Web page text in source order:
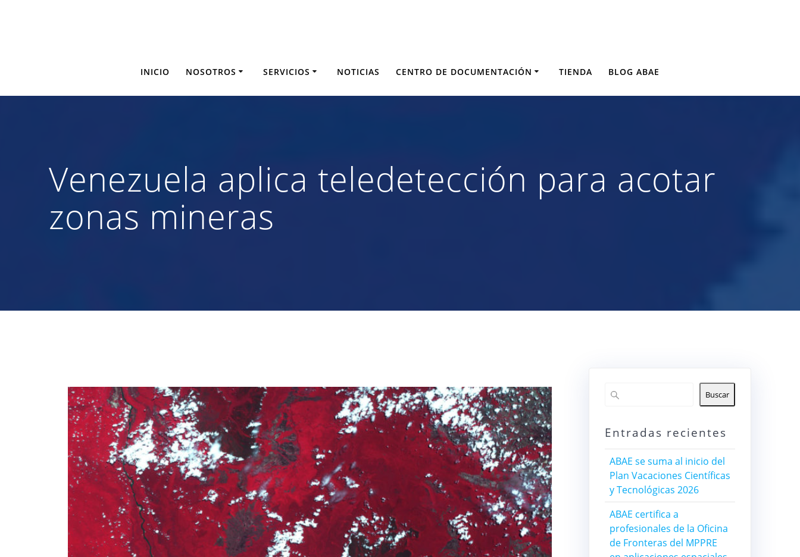
INICIO NOSOTROS SERVICIOS NOTICIAS CENTRO DE DOCUMENTACIÓN TIENDA BLOG ABAE
Venezuela aplica teledetección para acotar
zonas mineras
Buscar
Entradas recientes
ABAE se suma al inicio del
Plan Vacaciones Científicas
y Tecnológicas 2026
ABAE certifica a
profesionales de la Oficina
de Fronteras del MPPRE